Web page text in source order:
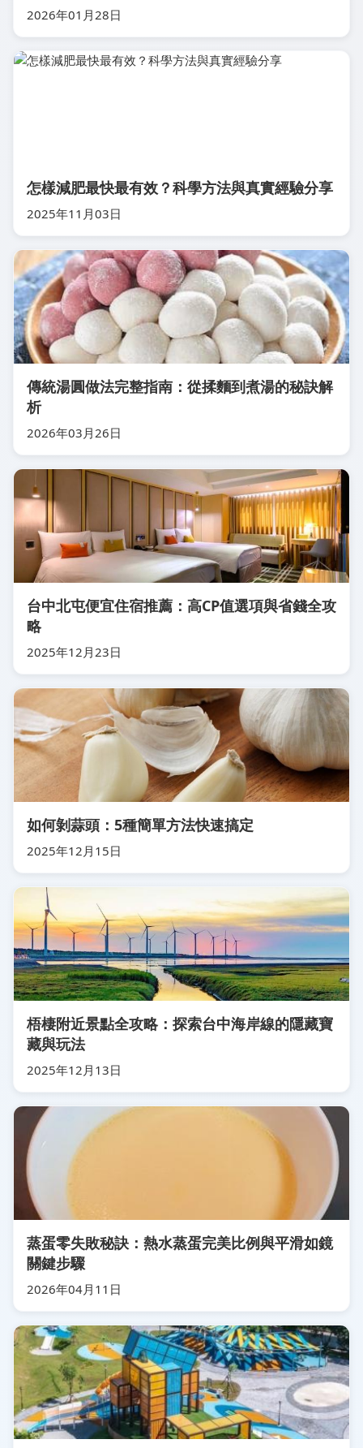
2026年01月28日
怎樣減肥最快最有效？科學方法與真實經驗分享
2025年11月03日
傳統湯圓做法完整指南：從揉麵到煮湯的秘訣解
析
2026年03月26日
台中北屯便宜住宿推薦：高CP值選項與省錢全攻
略
2025年12月23日
如何剝蒜頭：5種簡單方法快速搞定
2025年12月15日
梧棲附近景點全攻略：探索台中海岸線的隱藏寶
藏與玩法
2025年12月13日
蒸蛋零失敗秘訣：熱水蒸蛋完美比例與平滑如鏡
關鍵步驟
2026年04月11日